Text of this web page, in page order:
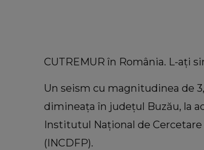
CUTREMUR în România. L-ați
Un seism cu magnitudinea de
dimineaţa în judeţul Buzău, la
Institutul Naţional de
(INCDFP).